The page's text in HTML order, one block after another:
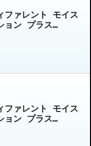
ファレント モイス
ョン プラス
ル)
ファレント モイス
ョン プラス
ブ）